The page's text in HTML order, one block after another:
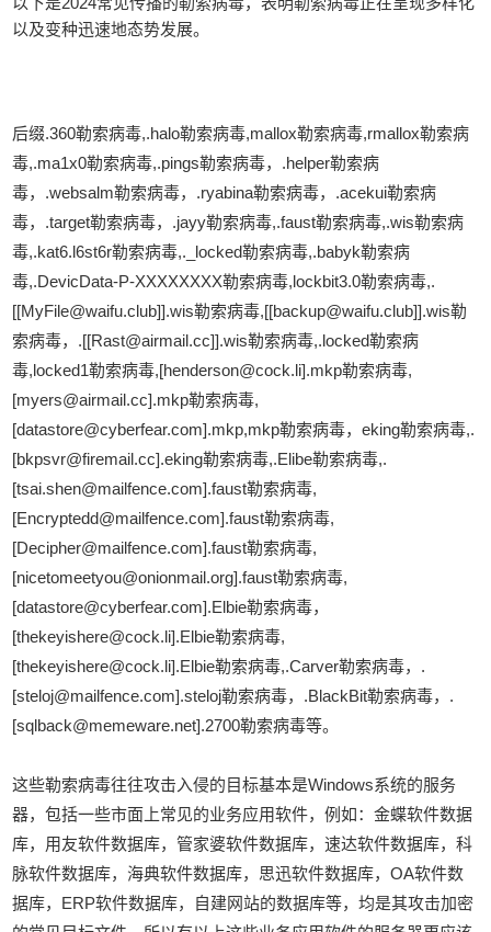
以及变种迅速地态势发展。
后缀.360勒索病毒,.halo勒索病毒,mallox勒索病毒,rmallox勒索病
毒,.ma1x0勒索病毒,.pings勒索病毒，.helper勒索病
毒，.websalm勒索病毒，.ryabina勒索病毒，.acekui勒索病
毒，.target勒索病毒，.jayy勒索病毒,.faust勒索病毒,.wis勒索病
毒,.kat6.l6st6r勒索病毒,._locked勒索病毒,.babyk勒索病
毒,.DevicData-P-XXXXXXXX勒索病毒,lockbit3.0勒索病毒,.
[[MyFile@waifu.club]].wis勒索病毒,[[backup@waifu.club]].wis勒
索病毒，.[[Rast@airmail.cc]].wis勒索病毒,.locked勒索病
毒,locked1勒索病毒,[henderson@cock.li].mkp勒索病毒,
[myers@airmail.cc].mkp勒索病毒,
[datastore@cyberfear.com].mkp,mkp勒索病毒，eking勒索病毒,.
[bkpsvr@firemail.cc].eking勒索病毒,.Elibe勒索病毒,.
[tsai.shen@mailfence.com].faust勒索病毒,
[Encryptedd@mailfence.com].faust勒索病毒,
[Decipher@mailfence.com].faust勒索病毒,
[nicetomeetyou@onionmail.org].faust勒索病毒,
[datastore@cyberfear.com].Elbie勒索病毒，
[thekeyishere@cock.li].Elbie勒索病毒,
[thekeyishere@cock.li].Elbie勒索病毒,.Carver勒索病毒，.
[steloj@mailfence.com].steloj勒索病毒，.BlackBit勒索病毒，.
[sqlback@memeware.net].2700勒索病毒等。
这些勒索病毒往往攻击入侵的目标基本是Windows系统的服务
器，包括一些市面上常见的业务应用软件，例如：金蝶软件数据
库，用友软件数据库，管家婆软件数据库，速达软件数据库，科
脉软件数据库，海典软件数据库，思迅软件数据库，OA软件数
据库，ERP软件数据库，自建网站的数据库等，均是其攻击加密